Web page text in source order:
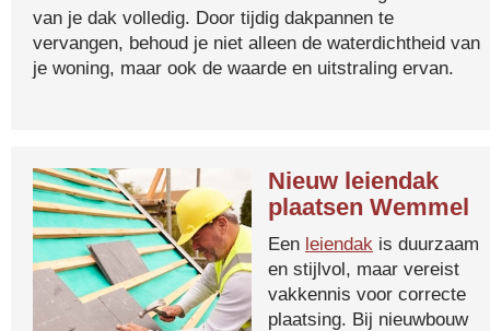
van je dak volledig. Door tijdig dakpannen te
vervangen, behoud je niet alleen de waterdichtheid van
je woning, maar ook de waarde en uitstraling ervan.
Nieuw leiendak
plaatsen Wemmel
Een leiendak is duurzaam
en stijlvol, maar vereist
vakkennis voor correcte
plaatsing. Bij nieuwbouw